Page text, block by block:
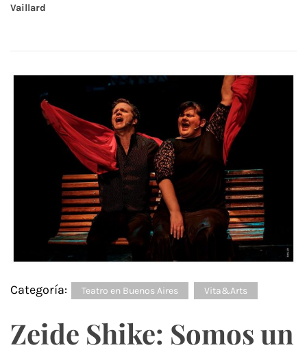
Vaillard
Categoría: Teatro en Buenos Aires Vita&Arts
Zeide Shike: Somos un